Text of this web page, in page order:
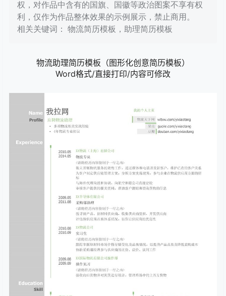
权，对作品中含有的国旗、国徽等政治图案不享有权
利，仅作为作品整体效果的示例展示，禁止商用。
相关关键词： 物流简历模板，助理简历模板
物流助理简历模板（图形化创意简历模板）
Word格式/直接打印/内容可修改